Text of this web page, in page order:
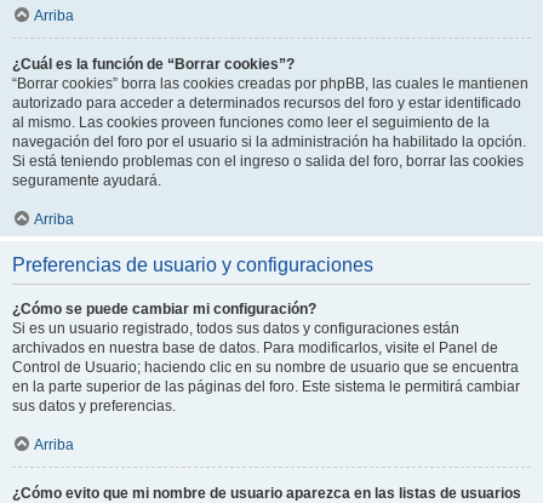
Arriba
¿Cuál es la función de “Borrar cookies”?
“Borrar cookies” borra las cookies creadas por phpBB, las cuales le mantienen
autorizado para acceder a determinados recursos del foro y estar identificado
al mismo. Las cookies proveen funciones como leer el seguimiento de la
navegación del foro por el usuario si la administración ha habilitado la opción.
Si está teniendo problemas con el ingreso o salida del foro, borrar las cookies
seguramente ayudará.
Arriba
Preferencias de usuario y configuraciones
¿Cómo se puede cambiar mi configuración?
Si es un usuario registrado, todos sus datos y configuraciones están
archivados en nuestra base de datos. Para modificarlos, visite el Panel de
Control de Usuario; haciendo clic en su nombre de usuario que se encuentra
en la parte superior de las páginas del foro. Este sistema le permitirá cambiar
sus datos y preferencias.
Arriba
¿Cómo evito que mi nombre de usuario aparezca en las listas de usuarios